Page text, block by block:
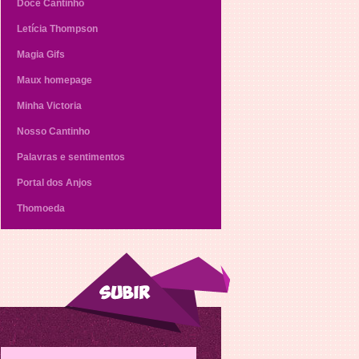
Doce Cantinho
Letícia Thompson
Magia Gifs
Maux homepage
Minha Victoria
Nosso Cantinho
Palavras e sentimentos
Portal dos Anjos
Thomoeda